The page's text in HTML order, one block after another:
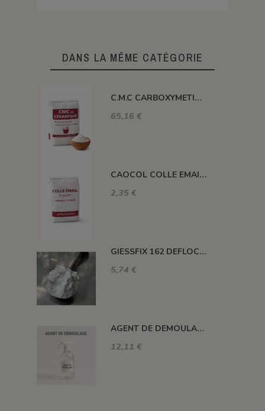
DANS LA MÊME CATÉGORIE
C.M.C CARBOXYMETIHYL CELLULOSE SODIQUE
65,16 €
CAOCOL COLLE EMAIL EN POUDRE jusqu'à épuisement des stocks
2,35 €
GIESSFIX 162 DEFLOCULANT DE MASSE
5,74 €
AGENT DE DEMOULAGE (MOULE METALLIQUE)
12,11 €